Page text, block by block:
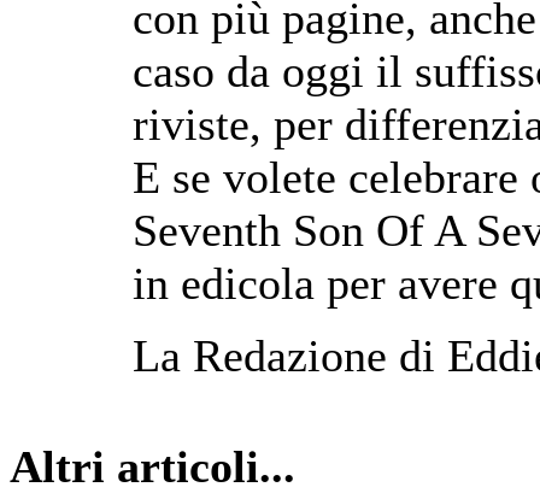
con più pagine,
caso da oggi il
riviste, per
E se volete
Seventh Son Of A
in edicola per avere
La Redazione di
Altri articoli...